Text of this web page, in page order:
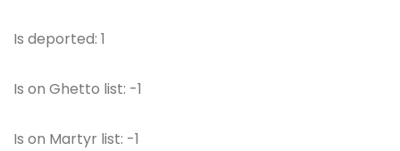
Is deported: 1
Is on Ghetto list: -1
Is on Martyr list: -1